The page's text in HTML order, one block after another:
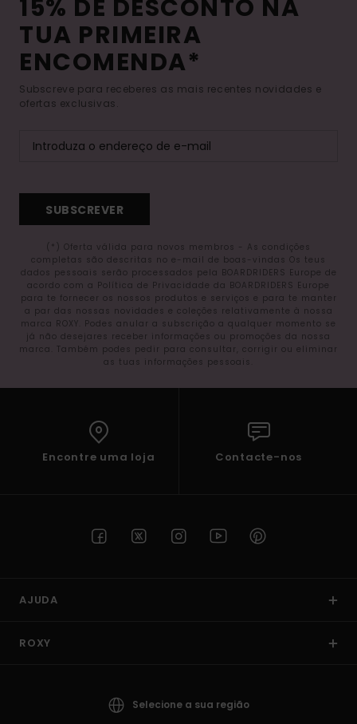
15% DE DESCONTO NA
TUA PRIMEIRA
ENCOMENDA*
Subscreve para receberes as mais recentes novidades e
ofertas exclusivas.
SUBSCREVER
(*) Oferta válida para novos membros - As condições
completas são descritas no e-mail de boas-vindas Os teus
dados pessoais serão processados pela BOARDRIDERS Europe de
acordo com a Política de Privacidade da BOARDRIDERS Europe
para te fornecer os nossos produtos e serviços e para te manter
a par das nossas novidades e coleções relativamente à nossa
marca ROXY. Podes anular a subscrição a qualquer momento se
já não desejares receber informações ou promoções da nossa
marca. Também podes pedir para consultar, corrigir ou eliminar
as tuas informações pessoais.
Encontre uma loja Contacte-nos
AJUDA
ROXY
Selecione a sua região